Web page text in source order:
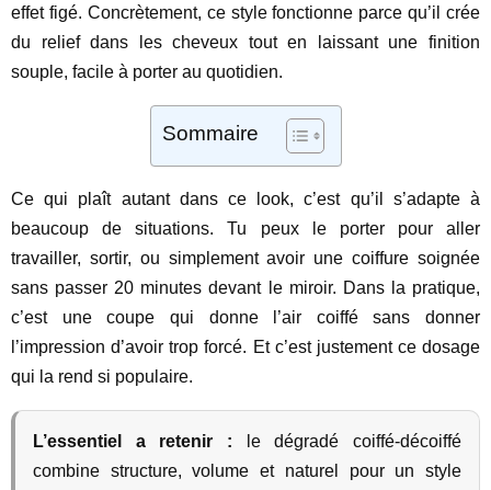
effet figé. Concrètement, ce style fonctionne parce qu’il crée
du relief dans les cheveux tout en laissant une finition
souple, facile à porter au quotidien.
Sommaire
Ce qui plaît autant dans ce look, c’est qu’il s’adapte à
beaucoup de situations. Tu peux le porter pour aller
travailler, sortir, ou simplement avoir une coiffure soignée
sans passer 20 minutes devant le miroir. Dans la pratique,
c’est une coupe qui donne l’air coiffé sans donner
l’impression d’avoir trop forcé. Et c’est justement ce dosage
qui la rend si populaire.
L’essentiel a retenir : le dégradé coiffé-décoiffé
combine structure, volume et naturel pour un style